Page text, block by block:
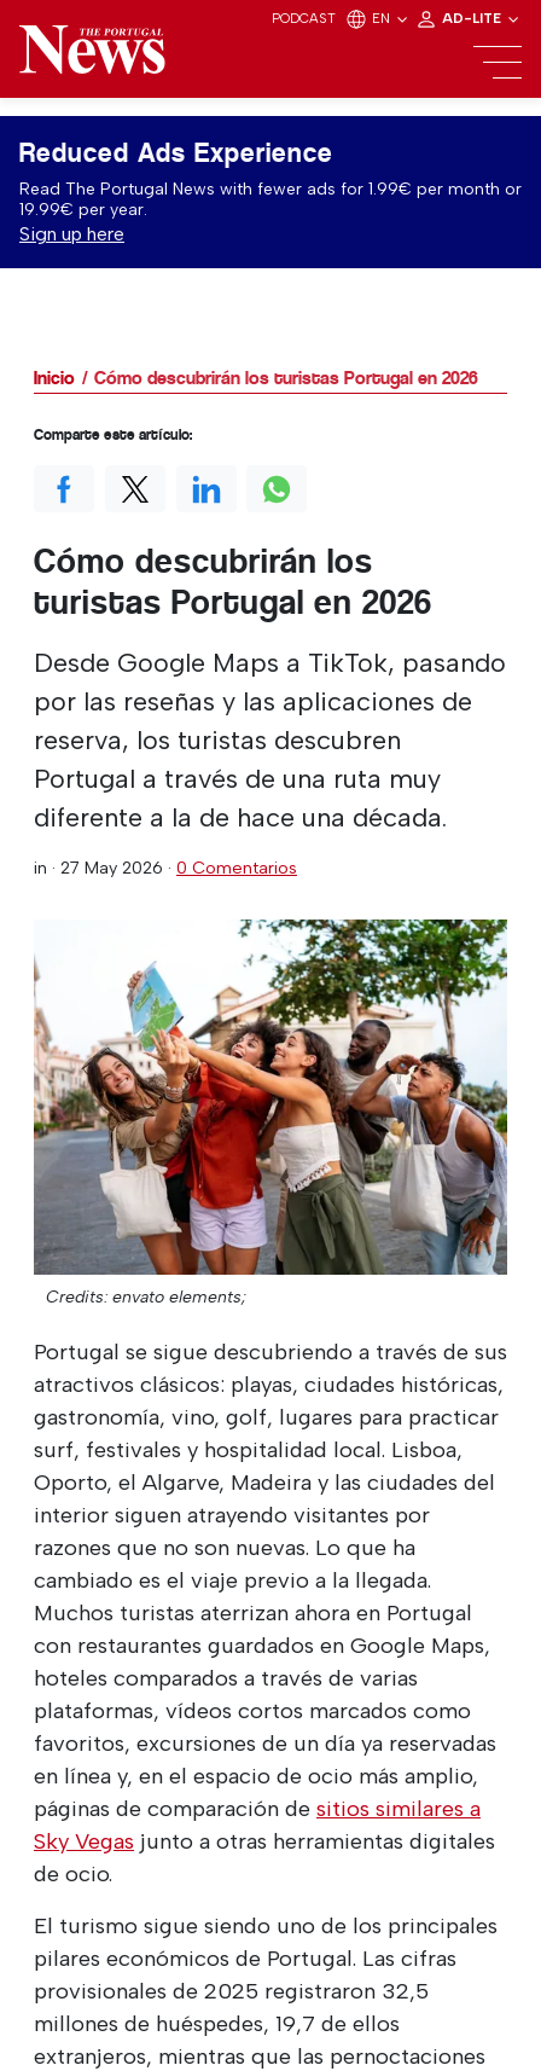
PODCAST EN AD-LITE
Reduced Ads Experience
Read The Portugal News with fewer ads for 1.99€ per month or
19.99€ per year.
Sign up here
Inicio Cómo descubrirán los turistas Portugal en 2026
Cómo descubrirán los
turistas Portugal en 2026
Desde Google Maps a TikTok, pasando
por las reseñas y las aplicaciones de
reserva, los turistas descubren
Portugal a través de una ruta muy
diferente a la de hace una década.
in · 27 May 2026 · 0 Comentarios
Credits: envato elements;
Portugal se sigue descubriendo a través de sus
atractivos clásicos: playas, ciudades históricas,
gastronomía, vino, golf, lugares para practicar
surf, festivales y hospitalidad local. Lisboa,
Oporto, el Algarve, Madeira y las ciudades del
interior siguen atrayendo visitantes por
razones que no son nuevas. Lo que ha
cambiado es el viaje previo a la llegada.
Muchos turistas aterrizan ahora en Portugal
con restaurantes guardados en Google Maps,
hoteles comparados a través de varias
plataformas, vídeos cortos marcados como
favoritos, excursiones de un día ya reservadas
en línea y, en el espacio de ocio más amplio,
páginas de comparación de sitios similares a
Sky Vegas junto a otras herramientas digitales
de ocio.
El turismo sigue siendo uno de los principales
pilares económicos de Portugal. Las cifras
provisionales de 2025 registraron 32,5
millones de huéspedes, 19,7 de ellos
extranjeros, mientras que las pernoctaciones
Comparte este artículo: